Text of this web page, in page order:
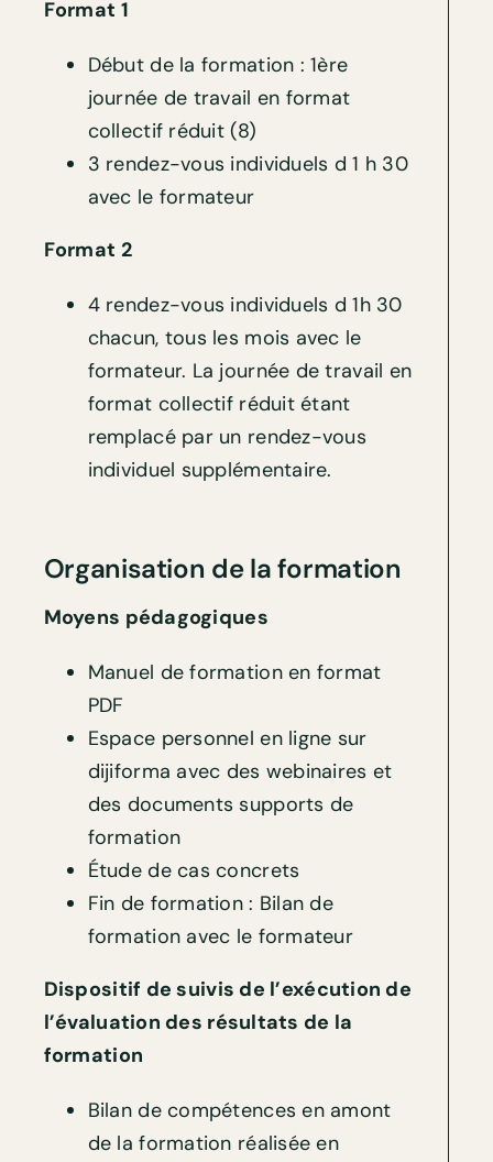
Format 1
Début de la formation : 1ère
journée de travail en format
collectif réduit (8)
3 rendez-vous individuels d 1 h 30
avec le formateur
Format 2
4 rendez-vous individuels d 1h 30
chacun, tous les mois avec le
formateur. La journée de travail en
format collectif réduit étant
remplacé par un rendez-vous
individuel supplémentaire.
Organisation de la formation
Moyens pédagogiques
Manuel de formation en format
PDF
Espace personnel en ligne sur
dijiforma avec des webinaires et
des documents supports de
formation
Étude de cas concrets
Fin de formation : Bilan de
formation avec le formateur
Dispositif de suivis de l’exécution de
l’évaluation des résultats de la
formation
Bilan de compétences en amont
de la formation réalisée en